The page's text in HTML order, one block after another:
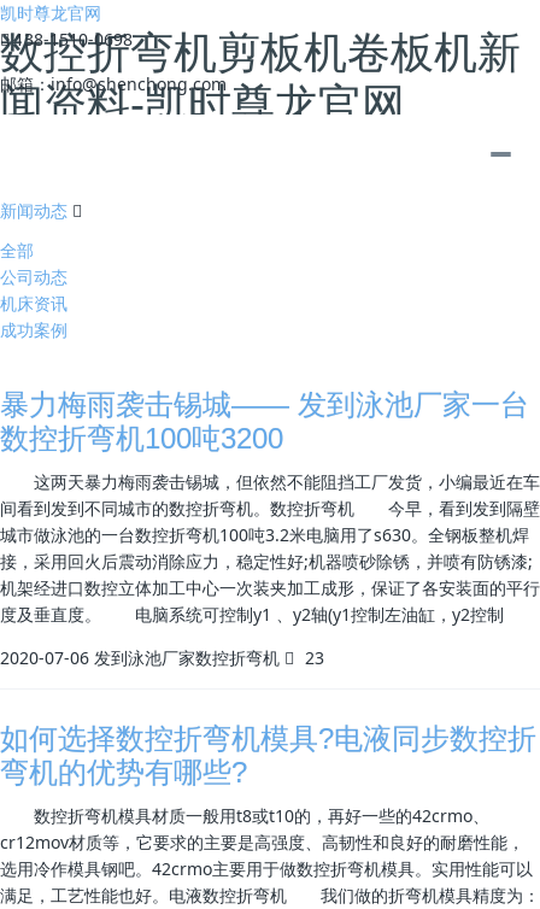
数控折弯机剪板机卷板机新
闻资料-凯时尊龙官网
凯时尊龙官网
138-1510-0698
邮箱：info@shenchong.com
新闻动态
全部
公司动态
机床资讯
成功案例
暴力梅雨袭击锡城—— 发到泳池厂家一台
数控折弯机100吨3200
这两天暴力梅雨袭击锡城，但依然不能阻挡工厂发货，小编最近在车
间看到发到不同城市的数控折弯机。数控折弯机 今早，看到发到隔壁
城市做泳池的一台数控折弯机100吨3.2米电脑用了s630。全钢板整机焊
接，采用回火后震动消除应力，稳定性好;机器喷砂除锈，并喷有防锈漆;
机架经进口数控立体加工中心一次装夹加工成形，保证了各安装面的平行
度及垂直度。 电脑系统可控制y1 、y2轴(y1控制左油缸，y2控制
2020-07-06 发到泳池厂家数控折弯机 23
如何选择数控折弯机模具?电液同步数控折
弯机的优势有哪些?
数控折弯机模具材质一般用t8或t10的，再好一些的42crmo、
cr12mov材质等，它要求的主要是高强度、高韧性和良好的耐磨性能，
选用冷作模具钢吧。42crmo主要用于做数控折弯机模具。实用性能可以
满足，工艺性能也好。电液数控折弯机 我们做的折弯机模具精度为：